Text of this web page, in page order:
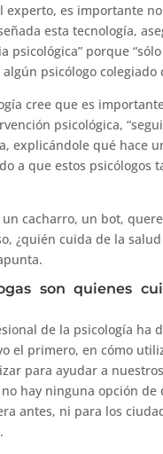
experto, es importante
esta tecnología,
porque
psicólogo colegiado
cree que es
psicológica,
explicándole qué hace
a que estos psicólogos
cacharro, un bot,
¿quién cuida de la
son quienes
de la psicología ha
el primero, en cómo
para ayudar a
hay ninguna opción
antes, ni para los